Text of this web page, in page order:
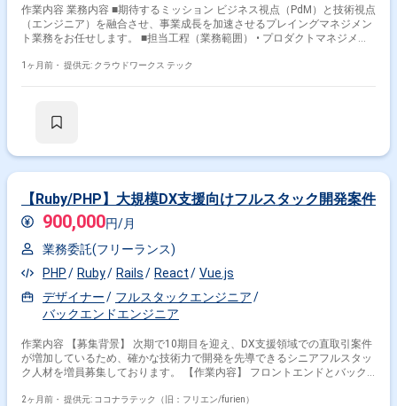
作業内容 業務内容 ■期待するミッション ビジネス視点（PdM）と技術視点
（エンジニア）を融合させ、事業成長を加速させるプレイングマネジメン
ト業務をお任せします。 ■担当工程（業務範囲） • プロダクトマネジメン
ップの設計 ◦ 企画・要件定義 : ユーザーヒアリングやデータ分析に基づく
フロントエンド開発 ◦ 品質担保: コードレビュー、テスト設計、技術的負債
アリングの知見を活かして最適なソリューション（機能開発、あるいは業
務フロー改善など）を導き出します。 ■チーム体制 既存のPdMメンバーと
ともに業務を遂行。エンジニアやデザイナー、ビジネスサイド（営業・コ
動) 言語： Ruby, Go, JavaScript (TypeScript) 等 FW： Ruby on Rails, React
等 DB： PostgreSQL, MySQL 等 インフラ： AWS ツール： Slack, Jira,
Confluence, GitHub, Figma, SQL (BigQuery等) ■開発フェーズと予定 ・新規
事業、既存機能のグロース、改善フェーズなど複数のうち適性に応じてど
れかをお任せする予定 直近では「採用確率算出機能」「収支改善算出機
能」など、データを活用した新規機能のリリースが続いており、今後も順
次新機能開発を予定 ■案件の魅力（会社について・サービスについて） ・
社会貢献性： 医療業界の「人と組織」の課題を解決する社会的意義の高い
サービス • 「作る」と「決める」の両方に関われる ◦ PdMとしての上流
工程と、エンジニアとしての実装工程の両方に携われるため、自分の企画
した機能をご自身の手で形にし、ユーザーに届けるスピード感と手触り感
1ヶ月前・ 提供元: クラウドワークス テック
【Ruby/PHP】大規模DX支援向けフルスタック開発案件
900,000円/月
業務委託(フリーランス)
PHP
Ruby Rails React
Vue.js
デザイナー
フルスタックエンジニア
バックエンドエンジニア
作業内容 【募集背景】 次期で10期目を迎え、DX支援領域での直取引案件
が増加しているため、確かな技術力で開発を先導できるシニアフルスタッ
ク人材を増員募集しております。 【作業内容】 フロントエンドとバック
進していただきます。Ruby on Rails または PHP（Laravel）とAWS等を用
2ヶ月前・ 提供元: ココナラテック（旧：フリエン/furien）